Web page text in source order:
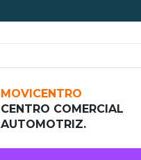
MOVICENTRO
CENTRO COMERCIAL
AUTOMOTRIZ.